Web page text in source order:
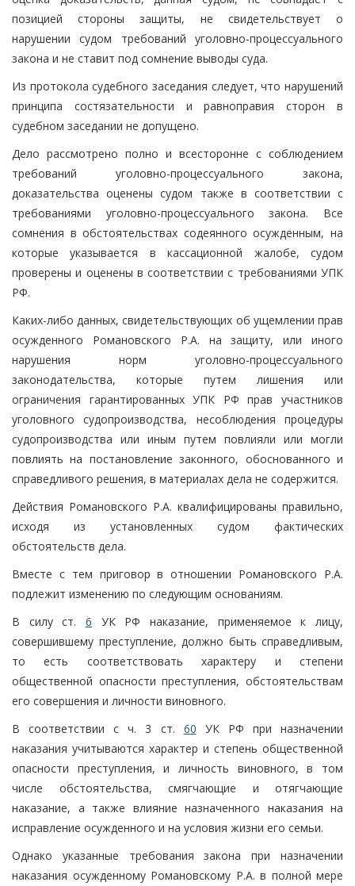
позицией стороны защиты, не свидетельствует о
нарушении судом требований уголовно-процессуального
закона и не ставит под сомнение выводы суда.
Из протокола судебного заседания следует, что нарушений
принципа состязательности и равноправия сторон в
судебном заседании не допущено.
Дело рассмотрено полно и всесторонне с соблюдением
требований уголовно-процессуального закона,
доказательства оценены судом также в соответствии с
требованиями уголовно-процессуального закона. Все
сомнения в обстоятельствах содеянного осужденным, на
которые указывается в кассационной жалобе, судом
проверены и оценены в соответствии с требованиями УПК
РФ.
Каких-либо данных, свидетельствующих об ущемлении прав
осужденного Романовского Р.А. на защиту, или иного
нарушения норм уголовно-процессуального
законодательства, которые путем лишения или
ограничения гарантированных УПК РФ прав участников
уголовного судопроизводства, несоблюдения процедуры
судопроизводства или иным путем повлияли или могли
повлиять на постановление законного, обоснованного и
справедливого решения, в материалах дела не содержится.
Действия Романовского Р.А. квалифицированы правильно,
исходя из установленных судом фактических
обстоятельств дела.
Вместе с тем приговор в отношении Романовского Р.А.
подлежит изменению по следующим основаниям.
В силу ст. 6 УК РФ наказание, применяемое к лицу,
совершившему преступление, должно быть справедливым,
то есть соответствовать характеру и степени
общественной опасности преступления, обстоятельствам
его совершения и личности виновного.
В соответствии с ч. 3 ст. 60 УК РФ при назначении
наказания учитываются характер и степень общественной
опасности преступления, и личность виновного, в том
числе обстоятельства, смягчающие и отягчающие
наказание, а также влияние назначенного наказания на
исправление осужденного и на условия жизни его семьи.
Однако указанные требования закона при назначении
наказания осужденному Романовскому Р.А. в полной мере